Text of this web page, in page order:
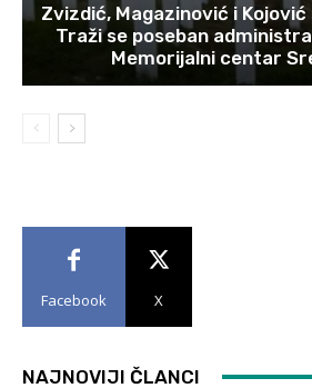
Zvizdić, Magazinović i
Traži se poseban
Memorijalni centar
Facebook X
NAJNOVIJI ČLANCI